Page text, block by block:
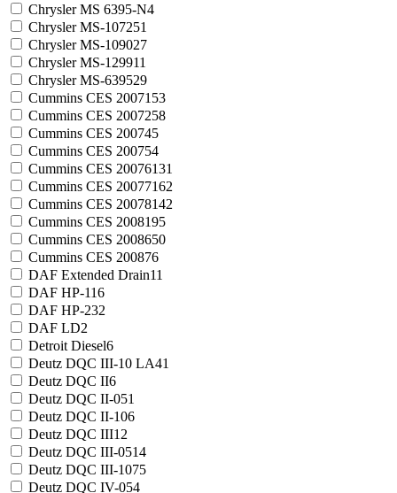
Chrysler MS 6395-N4
Chrysler MS-107251
Chrysler MS-109027
Chrysler MS-129911
Chrysler MS-639529
Cummins CES 20071 53
Cummins CES 2007258
Cummins CES 200745
Cummins CES 200754
Cummins CES 20076131
Cummins CES 20077162
Cummins CES 20078142
Cummins CES 2008195
Cummins CES 2008650
Cummins CES 200876
DAF Extended Drain11
DAF HP-116
DAF HP-232
DAF LD2
Detroit Diesel6
Deutz DQC III-10 LA41
Deutz DQC II6
Deutz DQC II-051
Deutz DQC II-106
Deutz DQC III12
Deutz DQC III-0514
Deutz DQC III-1075
Deutz DQC IV-054